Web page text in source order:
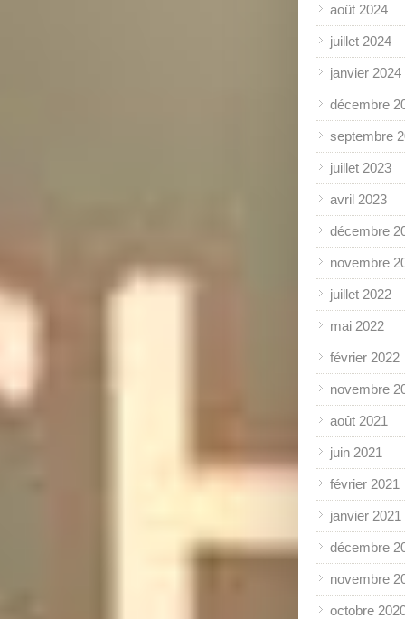
août 2024
juillet 2024
janvier 2024
décembre
septembre
juillet 2023
avril 2023
décembre
novembre
juillet 2022
mai 2022
février 2022
novembre
août 2021
juin 2021
février 2021
janvier 2021
décembre
novembre
octobre